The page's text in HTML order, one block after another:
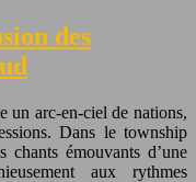
des
un arc-en-ciel de nations,
Dans le township
émouvants d’une
aux rythmes